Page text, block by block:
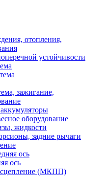
отопления,
устойчивости
зажигание,
оборудование
жидкости
задние рычаги
ось
ось
сцепление (МКПП)